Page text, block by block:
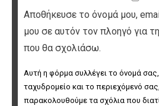
Αποθήκευσε το όνομά μου,
μου σε αυτόν τον πλοηγό για
που θα σχολιάσω.
Αυτή η φόρμα συλλέγει το όνομά
ταχυδρομείο και το περιεχόμενό
παρακολουθούμε τα σχόλια που